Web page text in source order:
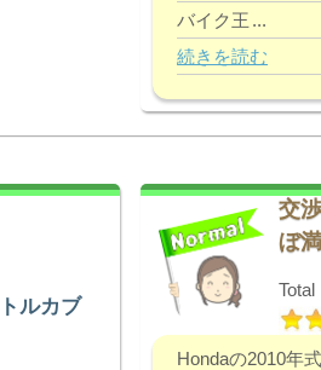
バイク王 ...
続きを読む
交
ぼ
Total
Hondaの2010年
ルカブ